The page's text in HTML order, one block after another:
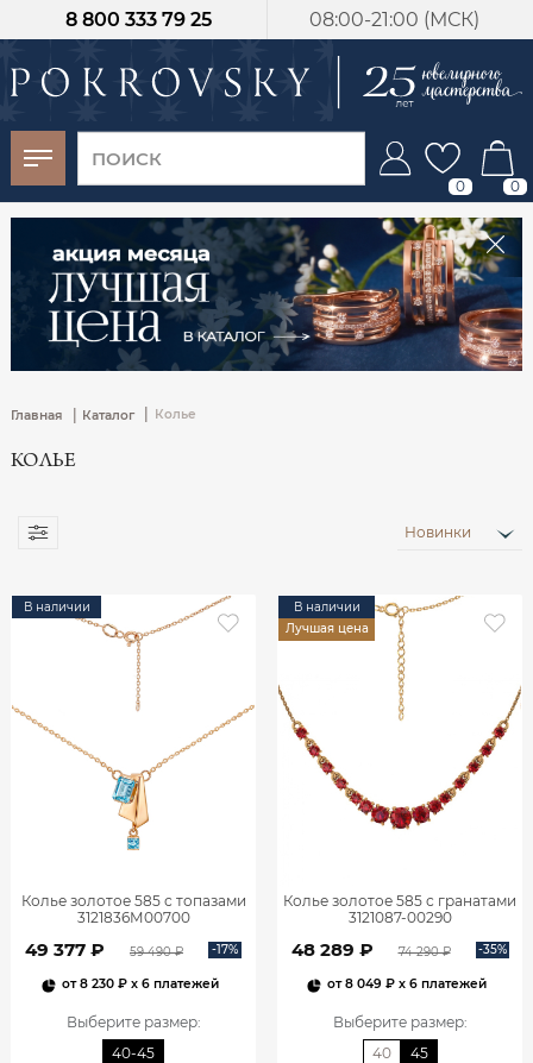
08:00-21:00 (МСК)
8 800 333 79 25
0 0
Главная | Каталог Колье
КОЛЬЕ
Новинки
В наличии
Колье золотое 585 с топазами
3121836М00700
49 377 ₽ 59 490 ₽ -17%
от8 230 ₽ x 6 платежей
Выберите размер:
40-45
В наличии
Лучшая цена
Колье золотое 585 с гранатами
3121087-00290
48 289 ₽ 74 290 ₽ -35%
от8 049 ₽ x 6 платежей
Выберите размер:
40
45
-30%
от 15 дней с
момента оплаты